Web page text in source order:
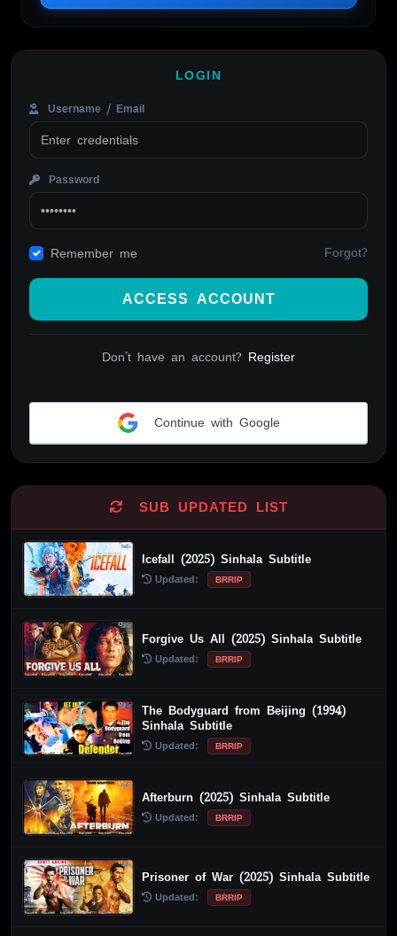
LOGIN
Username / Email
Password
Remember me Forgot?
ACCESS ACCOUNT
Don't have an account? Register
Continue with Google
SUB UPDATED LIST
Icefall (2025) Sinhala Subtitle
Updated: BRRIP
Forgive Us All (2025) Sinhala Subtitle
Updated: BRRIP
The Bodyguard from Beijing (1994)
Sinhala Subtitle
Updated: BRRIP
Afterburn (2025) Sinhala Subtitle
Updated: BRRIP
Prisoner of War (2025) Sinhala Subtitle
Updated: BRRIP